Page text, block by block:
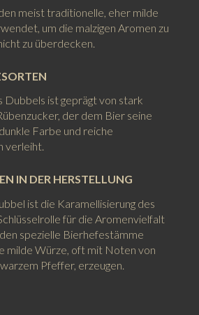
meist traditionelle, eher milde
um die malzigen Aromen zu
zu überdecken.
Dubbels ist geprägt von stark
der dem Bier seine
Farbe und reiche
verleiht.
IN DER HERSTELLUNG
ist die Karamellisierung des
für die Aromenvielfalt
spezielle Bierhefestämme
milde Würze, oft mit Noten von
Pfeffer, erzeugen.